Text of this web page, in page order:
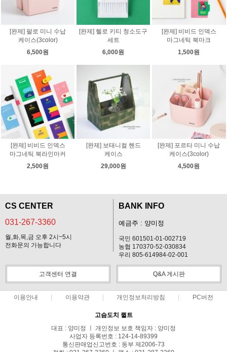
[완제] 팔로 미니 수납
케이스(3color)
6,500원
[완제] 헬로 키티 청소도구
세트
6,000원
[완제] 비비드 인덱스
마그네틱 북마크
1,500원
[완제] 비비드 인덱스
마그네틱 북라인마커
2,500원
[완제] 보태니컬 핸드
케이스
29,000원
[완제] 포르타 미니 수납
케이스(3color)
4,500원
CS CENTER
031-267-3360
월,화,목,금 오후 2시~5시
전화문의 가능합니다
BANK INFO
예금주 : 양미정
국민 601501-01-002719
농협 170370-52-030834
우리 805-614984-02-001
고객센터 연결 Q&A 게시판
이용안내 이용약관 개인정보처리방침 PC버전
고슴도치 퀼트
대표 : 양미정 ㅣ 개인정보 보호 책임자 : 양미정
사업자 등록번호 : 124-14-89399
통신판매업신고번호 : 동부 제2006-73